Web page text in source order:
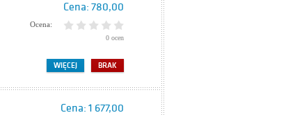
Cena: 780,00
Ocena:
0 ocen
BRAK
WIĘCEJ
Cena: 1 677,00